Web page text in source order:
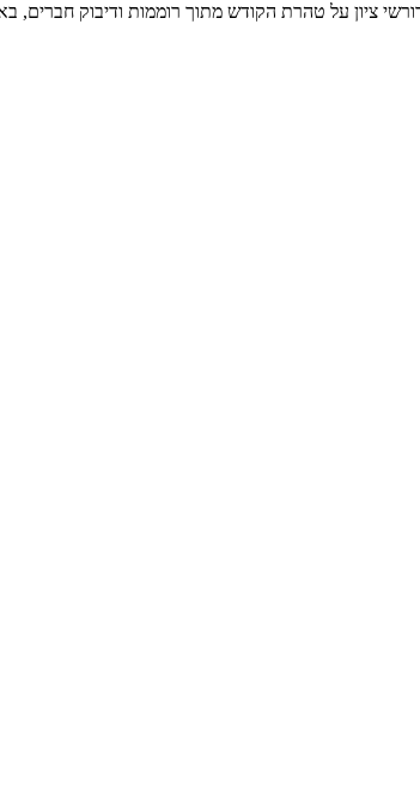
ציון על טהרת הקודש מתוך רוממות ודיבוק חברים,